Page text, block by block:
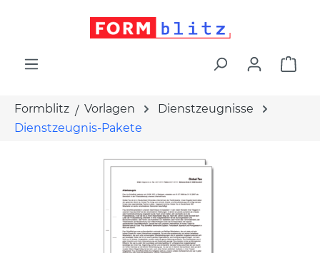
Formblitz Vorlagen
Dienstzeugnisse
Dienstzeugnis-Pakete